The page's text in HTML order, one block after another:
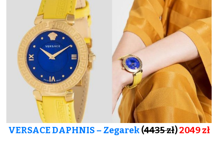
VERSACE DAPHNIS – Zegarek(4435 zł)2049 zł